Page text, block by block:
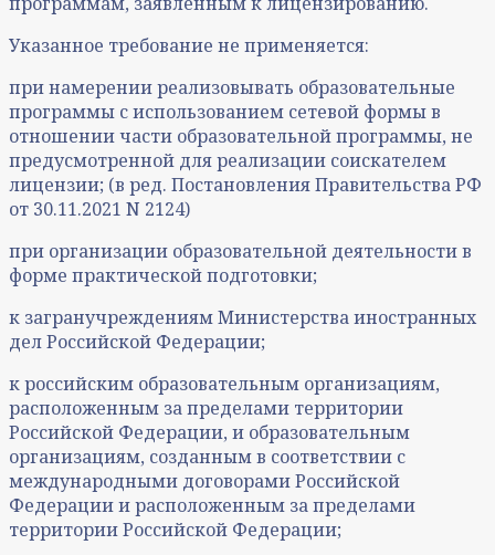
Указанное требование не применяется:
при намерении реализовывать образовательные
программы с использованием сетевой формы в
отношении части образовательной программы, не
предусмотренной для реализации соискателем
лицензии; (в ред. Постановления Правительства РФ
от 30.11.2021 N 2124)
при организации образовательной деятельности в
форме практической подготовки;
к загранучреждениям Министерства иностранных
дел Российской Федерации;
к российским образовательным организациям,
расположенным за пределами территории
Российской Федерации, и образовательным
организациям, созданным в соответствии с
международными договорами Российской
Федерации и расположенным за пределами
территории Российской Федерации;